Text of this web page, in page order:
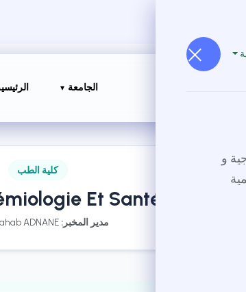
الجامعة
و
كلية الطب
Et Santé De
مدير المخبر: